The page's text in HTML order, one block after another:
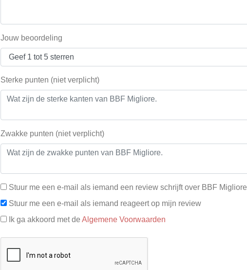
Jouw beoordeling
Sterke punten (niet verplicht)
Zwakke punten (niet verplicht)
Stuur me een e-mail als iemand een review schrijft over BBF Migliore
Stuur me een e-mail als iemand reageert op mijn review
Ik ga akkoord met de Algemene Voorwaarden